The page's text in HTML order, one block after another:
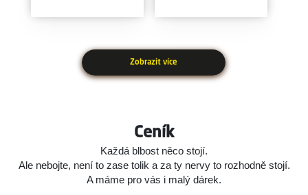
Zobrazit více
Ceník
Každá blbost něco stojí.
Ale nebojte, není to zase tolik a za ty nervy to rozhodně stojí.
A máme pro vás i malý dárek.